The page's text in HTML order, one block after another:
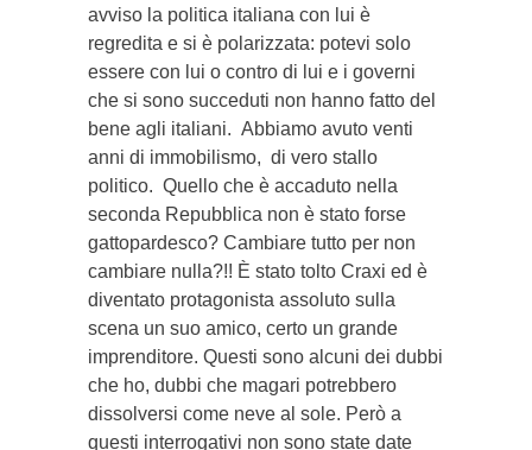
avviso la politica italiana con lui è
regredita e si è polarizzata: potevi solo
essere con lui o contro di lui e i governi
che si sono succeduti non hanno fatto del
bene agli italiani. Abbiamo avuto venti
anni di immobilismo, di vero stallo
politico. Quello che è accaduto nella
seconda Repubblica non è stato forse
gattopardesco? Cambiare tutto per non
cambiare nulla?!! È stato tolto Craxi ed è
diventato protagonista assoluto sulla
scena un suo amico, certo un grande
imprenditore. Questi sono alcuni dei dubbi
che ho, dubbi che magari potrebbero
dissolversi come neve al sole. Però a
questi interrogativi non sono state date